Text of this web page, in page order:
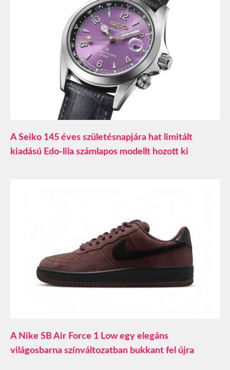
A Seiko 145 éves születésnapjára hat limitált
kiadású Edo-lila számlapos modellt hozott ki
A Nike SB Air Force 1 Low egy elegáns
világosbarna színváltozatban bukkant fel újra